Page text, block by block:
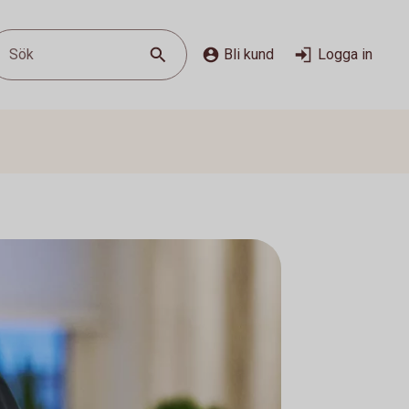
Sök Bli kund Logga in